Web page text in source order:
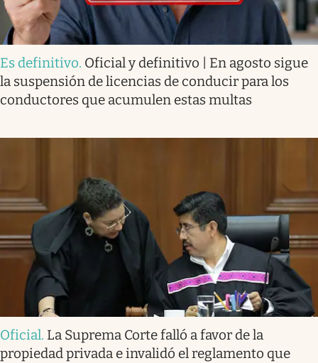
Es definitivo. Oficial y definitivo | En agosto sigue
la suspensión de licencias de conducir para los
conductores que acumulen estas multas
Oficial. La Suprema Corte falló a favor de la
propiedad privada e invalidó el reglamento que